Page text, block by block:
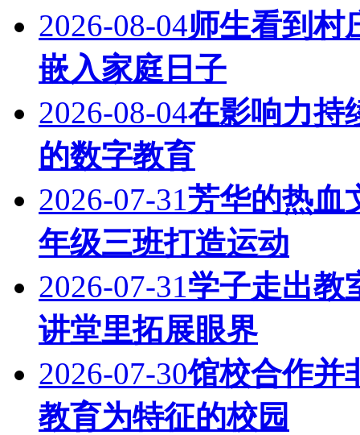
2026-08-04师生看到村
嵌入家庭日子
2026-08-04在影响力持
的数字教育
2026-07-31芳华的热血
年级三班打造运动
2026-07-31学子走出教
讲堂里拓展眼界
2026-07-30馆校合作并
教育为特征的校园